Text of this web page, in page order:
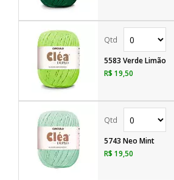
5583 Verde Limão
R$ 19,50
5743 Neo Mint
R$ 19,50